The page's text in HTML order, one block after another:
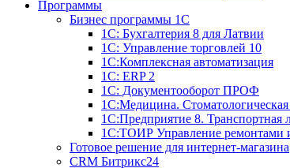
Программы
Бизнес программы 1С
1С: Бухгалтерия 8 для Латвии
1С: Управление торговлей 10
1C:Комплексная автоматизация
1С: ERP 2
1С: Документооборот ПРОФ
1С:Медицина.
1С:Предприятие 8. Транспортная
1С:ТОИР Управление ремонтами
Готовое решение для интернет-магазина
CRM Битрикс24